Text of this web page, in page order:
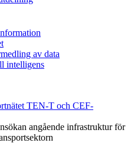
av data
intelligens
TEN-T och CEF-
angående infrastruktur för